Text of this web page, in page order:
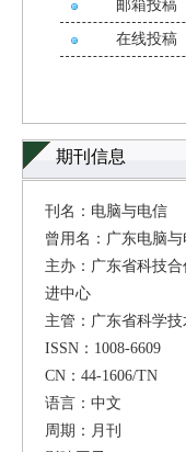
邮箱投稿
在线投稿
期刊信息
刊名：电脑与电信
曾用名：广东电脑与
主办：广东省科技合
进中心
主管：广东省科学技
ISSN：1008-6609
CN：44-1606/TN
语言：中文
周期：月刊